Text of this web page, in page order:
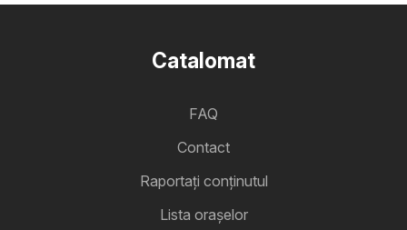
Catalomat
FAQ
Contact
Raportați conținutul
Lista oraşelor